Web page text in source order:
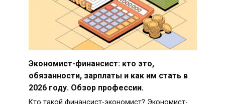
Экономист-финансист: кто это,
обязанности, зарплаты и как им стать в
2026 году. Обзор профессии.